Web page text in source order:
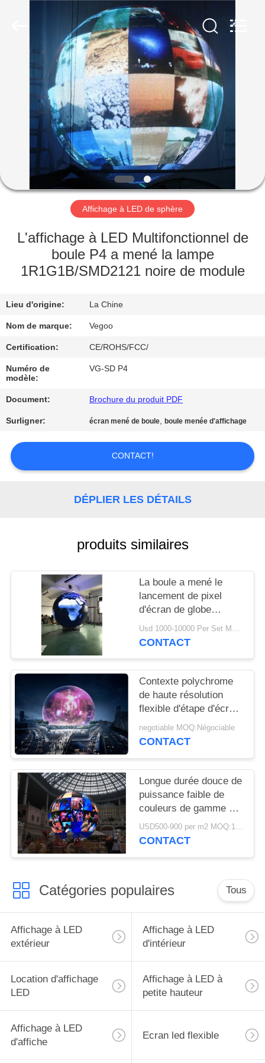
MAISON
PRODUITS
VIDÉOS
PROPOS
NOUS
VISITE
DE
L'USINE
CONTRÔLE
DE
LA
QUALITÉ
CONTACTER
NOUVELLES
DEMANDEZ
DEVIS
PLAN
DU
SITE
PRIVACY
POLICY
Affichage à LED de sphère
L'affichage à LED Multifonctionnel de
boule P4 a mené la lampe
1R1G1B/SMD2121 noire de module
Lieu d'origine: La Chine
Nom de marque: Vegoo
Certification: CE/ROHS/FCC/
Numéro de
modèle:
VG-SD P4
Document: Brochure du produit PDF
Surligner: écran mené de boule,boule menée d'affichage
CONTACT!
DÉPLIER LES DÉTAILS
produits similaires
La boule a mené le
lancement de pixel
d'écran de globe
d'affichage épissure
sans couture de 3M de
Usd 1000-10000 Per Set MOQ:1 ensemble
CONTACT
Contexte polychrome
de haute résolution
flexible d'étape d'écran
de visualisation de
sphère d'affichage
negotiable MOQ:Négociable
CONTACT
Longue durée douce de
puissance faible de
couleurs de gamme de
gris de l'affichage P2.5
de globe de qualité
USD500-900 per m2 MOQ:1 m²
CONTACT
Catégories populaires Tous
Affichage à LED
extérieur
Affichage à LED
d'intérieur
Location d'affichage
LED
Affichage à LED à
petite hauteur
Affichage à LED
d'affiche
Ecran led flexible